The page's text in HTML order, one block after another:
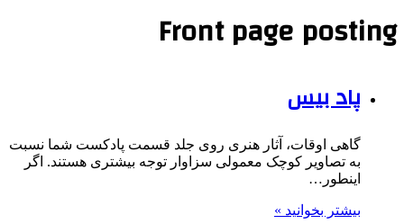
Front page posting
پاد بیس
گاهی اوقات، آثار هنری روی جلد قسمت پادکست شما نسبت
به تصاویر کوچک معمولی سزاوار توجه بیشتری هستند. اگر
اینطور…
بیشتر بخوانید »